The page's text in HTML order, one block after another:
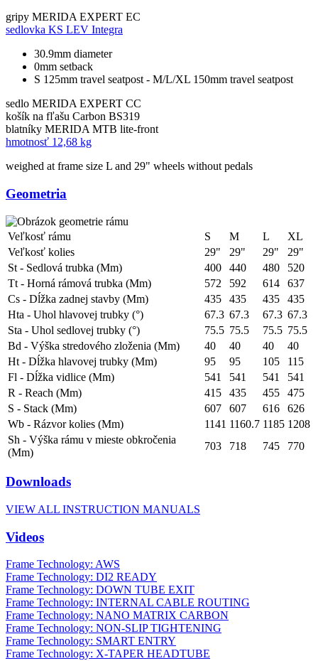
gripy MERIDA EXPERT EC
sedlovka KS LEV Integra
30.9mm diameter
0mm setback
S 125mm travel seatpost - M/L/XL 150mm travel seatpost
sedlo MERIDA EXPERT CC
košík na fľašu Carbon BS319
blatníky MERIDA MTB lite-front
hmotnosť 12,68 kg
weighed at frame size L and 29" wheels without pedals
Geometria
Veľkosť rámu S M L
XL
Veľkosť kolies
29" 29" 29"
29"
St - Sedlová trubka (Mm)
400 440 480
520
Tt - Horná rámová trubka (Mm)
572 592 614
637
Cs - Dĺžka zadnej stavby (Mm)
435 435 435
435
Hta - Uhol hlavovej trubky (°)
67.3 67.3 67.3 67.3
Sta - Uhol sedlovej trubky (°)
75.5 75.5 75.5 75.5
Bd - Výška stredového zloženia (Mm)
40 40 40
40
Ht - Dĺžka hlavovej trubky (Mm)
95 95 105
115
Fl - Dĺžka vidlice (Mm)
541 541 541
541
R - Reach (Mm)
415 435 455
475
S - Stack (Mm)
607 607 616
626
Wb - Rázvor kolies (Mm)
1141 1160.7 1185 1208
Sh - Výška rámu v mieste obkročenia
(Mm)
703 718 745 770
Downloads
VIEW ALL INSTRUCTION MANUALS
Videos
Frame Technology: AWS
Frame Technology: DI2 READY
Frame Technology: DOWN TUBE EXIT
Frame Technology: INTERNAL CABLE ROUTING
Frame Technology: NANO MATRIX CARBON
Frame Technology: NON-SLIP TIGHTENING
Frame Technology: SMART ENTRY
Frame Technology: X-TAPER HEADTUBE